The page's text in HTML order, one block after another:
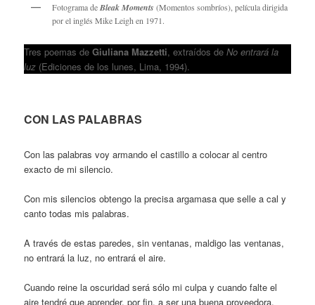
Fotograma deBleak Moments (Momentos sombríos), película dirigida
por el inglés Mike Leigh en 1971.
Tres poemas deGiuliana Mazzetti, extraídos deNo entrará la
luz (Ediciones de los lunes, Lima, 1994).
CON LAS PALABRAS
Con las palabras voy armando el castillo a colocar al centro
exacto de mi silencio.
Con mis silencios obtengo la precisa argamasa que selle a cal y
canto todas mis palabras.
A través de estas paredes, sin ventanas, maldigo las ventanas,
no entrará la luz, no entrará el aire.
Cuando reine la oscuridad será sólo mi culpa y cuando falte el
aire tendré que aprender, por fin, a ser una buena proveedora.